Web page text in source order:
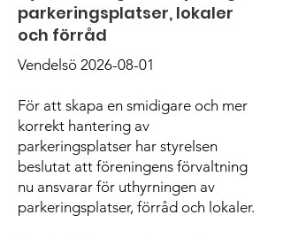
parkeringsplatser, lokaler
och förråd
Vendelsö 2026-08-01
För att skapa en smidigare och mer
korrekt hantering av
parkeringsplatser har styrelsen
beslutat att föreningens förvaltning
nu ansvarar för uthyrningen av
parkeringsplatser, förråd och lokaler.